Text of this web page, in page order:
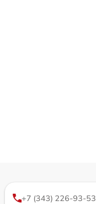
+7 (343) 226-93-53